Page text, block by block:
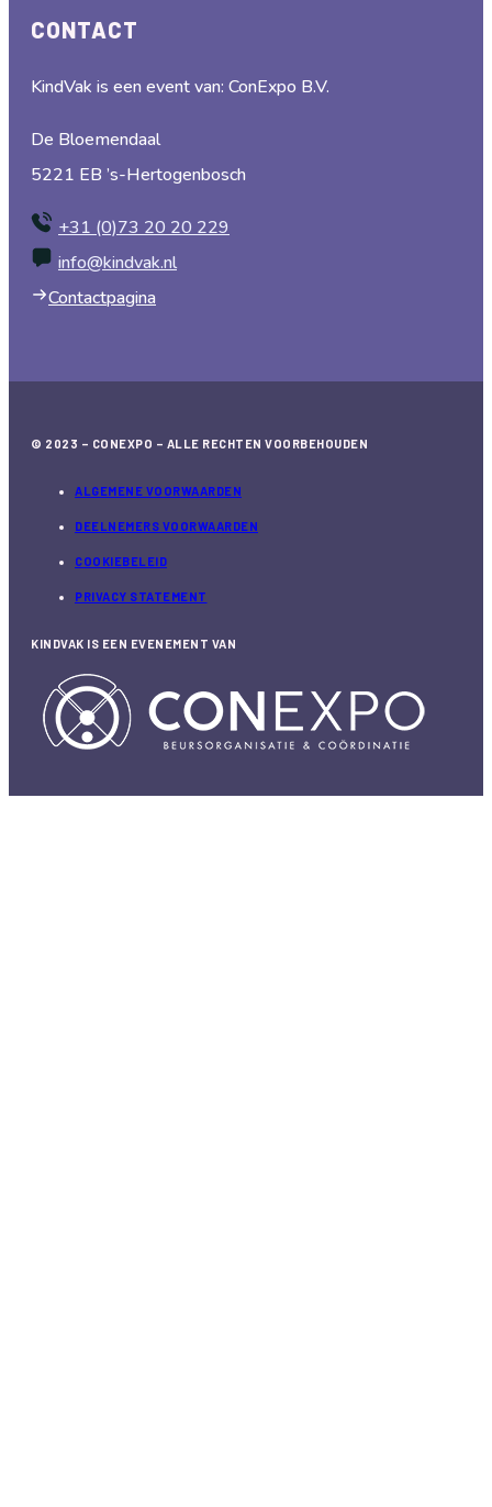
CONTACT
KindVak is een event van: ConExpo B.V.
De Bloemendaal
5221 EB ’s-Hertogenbosch
+31 (0)73 20 20 229
info@kindvak.nl
Contactpagina
© 2023 – CONEXPO – ALLE RECHTEN VOORBEHOUDEN
ALGEMENE VOORWAARDEN
DEELNEMERS VOORWAARDEN
COOKIEBELEID
PRIVACY STATEMENT
KINDVAK IS EEN EVENEMENT VAN